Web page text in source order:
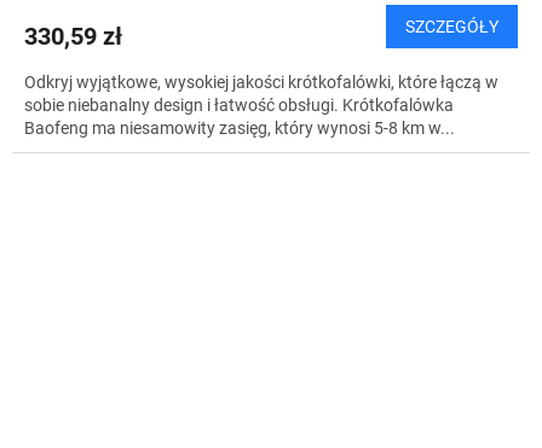
330,59 zł SZCZEGÓŁY
Odkryj wyjątkowe, wysokiej jakości krótkofalówki, które łączą w
sobie niebanalny design i łatwość obsługi. Krótkofalówka
Baofeng ma niesamowity zasięg, który wynosi 5-8 km w...